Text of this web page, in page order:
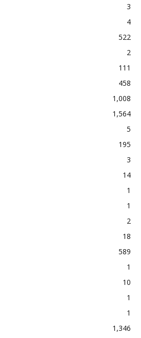
3
4
522
2
111
458
1,008
1,564
5
195
3
14
1
1
2
18
589
1
10
1
1
1,346